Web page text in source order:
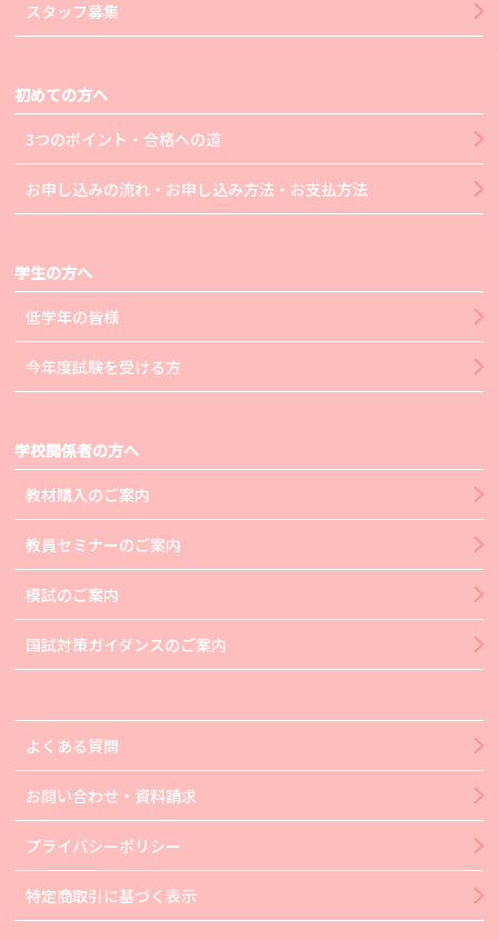
スタッフ募集
初めての方へ
3つのポイント・合格への道
お申し込みの流れ・お申し込み方法・お支払方法
学生の方へ
低学年の皆様
今年度試験を受ける方
学校関係者の方へ
教材購入のご案内
教員セミナーのご案内
模試のご案内
国試対策ガイダンスのご案内
よくある質問
お問い合わせ・資料請求
プライバシーポリシー
特定商取引に基づく表示